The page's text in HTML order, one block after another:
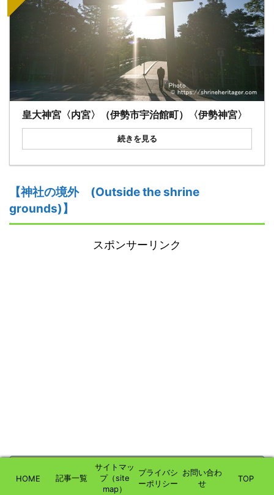
皇大神宮〈内宮〉（伊勢市宇治館町）〈伊勢神宮〉
続きを見る
【神社の境外 (Outside the shrine
grounds)】
スポンサーリンク
この神社の予備知識(Preliminary
HOME 記事一覧
サイトマッ
プ（site
map）
プライバシ
ーポリシー
お問い合わ
せ
TOP